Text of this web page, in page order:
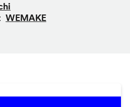
WEMAKE